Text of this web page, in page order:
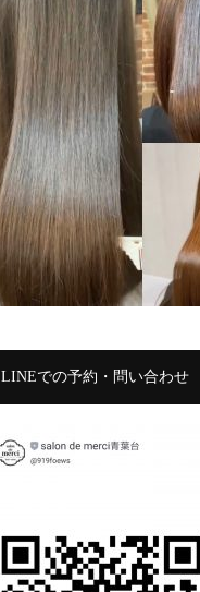
LINEでの予約・問い合わせ